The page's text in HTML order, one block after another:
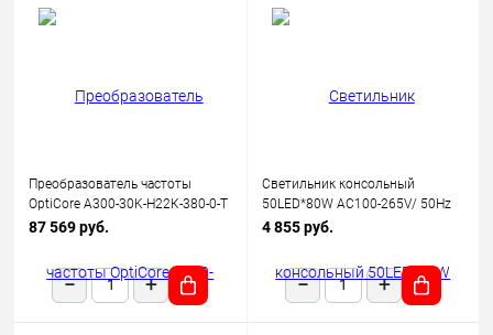
Преобразователь частоты
OptiCore A300-30K-Н22К-380-0-Т
КЭАЗ 342664
87 569 руб.
Светильник консольный
50LED*80W AC100-265V/ 50Hz
SP2923 цвет серый (IP65),
4 855 руб.